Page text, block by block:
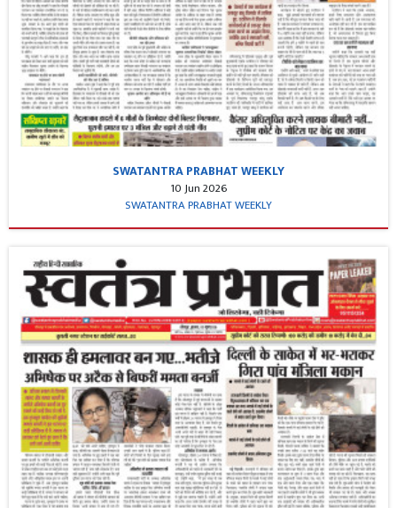
SWATANTRA PRABHAT WEEKLY
10 Jun 2026
SWATANTRA PRABHAT WEEKLY